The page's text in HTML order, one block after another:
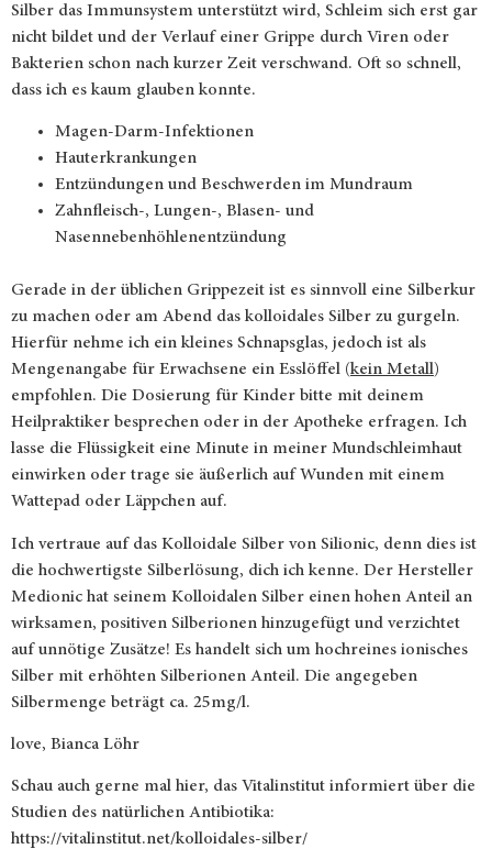
Silber das Immunsystem unterstützt wird, Schleim sich erst gar
nicht bildet und der Verlauf einer Grippe durch Viren oder
Bakterien schon nach kurzer Zeit verschwand. Oft so schnell,
dass ich es kaum glauben konnte.
Magen-Darm-Infektionen
Hauterkrankungen
Entzündungen und Beschwerden im Mundraum
Zahnfleisch-, Lungen-, Blasen- und
Nasennebenhöhlenentzündung
Gerade in der üblichen Grippezeit ist es sinnvoll eine Silberkur
zu machen oder am Abend das kolloidales Silber zu gurgeln.
Hierfür nehme ich ein kleines Schnapsglas, jedoch ist als
Mengenangabe für Erwachsene ein Esslöffel (kein Metall)
empfohlen. Die Dosierung für Kinder bitte mit deinem
Heilpraktiker besprechen oder in der Apotheke erfragen. Ich
lasse die Flüssigkeit eine Minute in meiner Mundschleimhaut
einwirken oder trage sie äußerlich auf Wunden mit einem
Wattepad oder Läppchen auf.
Ich vertraue auf das Kolloidale Silber von Silionic, denn dies ist
die hochwertigste Silberlösung, dich ich kenne. Der Hersteller
Medionic hat seinem Kolloidalen Silber einen hohen Anteil an
wirksamen, positiven Silberionen hinzugefügt und verzichtet
auf unnötige Zusätze! Es handelt sich um hochreines ionisches
Silber mit erhöhten Silberionen Anteil. Die angegeben
Silbermenge beträgt ca. 25mg/l.
love, Bianca Löhr
Schau auch gerne mal hier, das Vitalinstitut informiert über die
Studien des natürlichen Antibiotika:
https://vitalinstitut.net/kolloidales-silber/